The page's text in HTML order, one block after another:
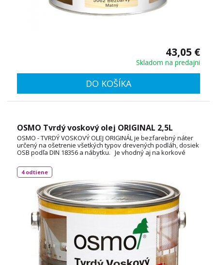
43,05 €
Skladom na predajni
DO KOŠÍKA
OSMO Tvrdý voskový olej ORIGINAL 2,5L
OSMO - TVRDÝ VOSKOVÝ OLEJ ORIGINÁL je bezfarebný náter
určený na ošetrenie všetkých typov drevených podláh, dosiek
OSB podľa DIN 18356 a nábytku. Je vhodný aj na korkové
dlaždice. Spotreba: 1L / 24 m² TECHNICKÝ LIST
4 odtiene